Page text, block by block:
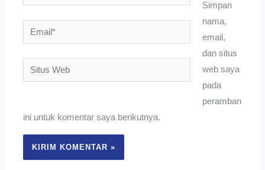
Email*
Situs
Web
Simpan
nama,
email,
dan situs
web saya
pada
peramban
ini untuk komentar saya berikutnya.